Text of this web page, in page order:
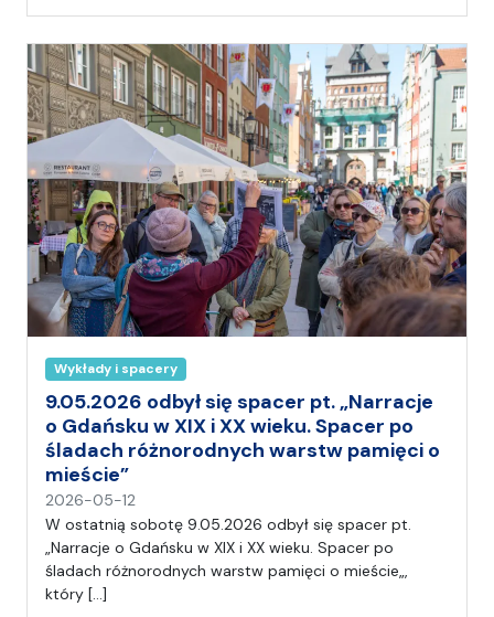
a
A
n
i
a
Wykłady i spacery
9.05.2026 odbył się spacer pt. „Narracje
o Gdańsku w XIX i XX wieku. Spacer po
śladach różnorodnych warstw pamięci o
mieście”
2026-05-12
a
p
i
W ostatnią sobotę 9.05.2026 odbył się spacer pt.
„Narracje o Gdańsku w XIX i XX wieku. Spacer po
śladach różnorodnych warstw pamięci o mieście„,
który […]